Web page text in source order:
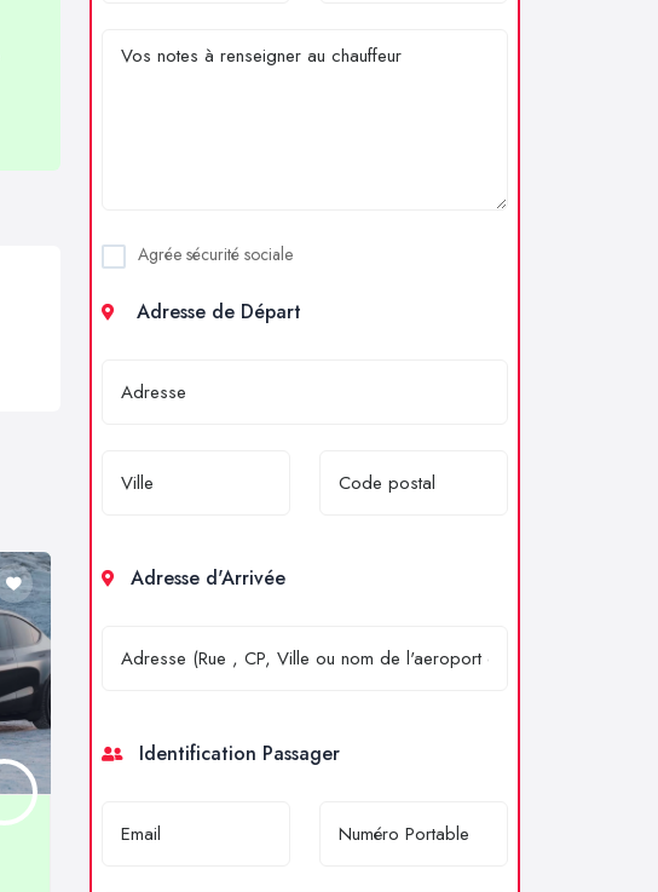
Agrée sécurité sociale
Adresse de Départ
Adresse d'Arrivée
Identification Passager